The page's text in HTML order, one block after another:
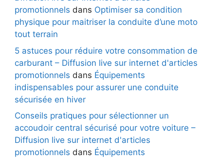
promotionnels dans Optimiser sa condition
physique pour maitriser la conduite d’une moto
tout terrain
5 astuces pour réduire votre consommation de
carburant – Diffusion live sur internet d'articles
promotionnels dans Équipements
indispensables pour assurer une conduite
sécurisée en hiver
Conseils pratiques pour sélectionner un
accoudoir central sécurisé pour votre voiture –
Diffusion live sur internet d'articles
promotionnels dans Équipements